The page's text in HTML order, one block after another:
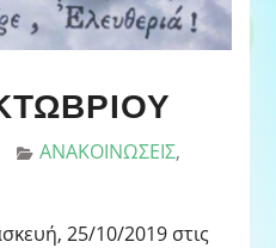
ΑΝΑΚΟΙΝΩΣΕΙΣ,
25/10/2019 στις